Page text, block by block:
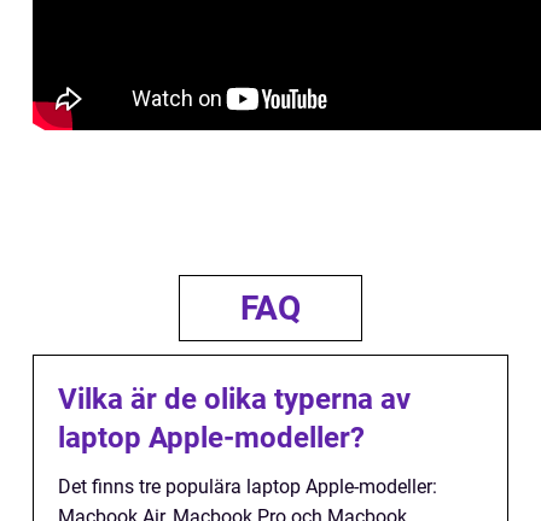
FAQ
Vilka är de olika typerna av
laptop Apple-modeller?
Det finns tre populära laptop Apple-modeller:
Macbook Air, Macbook Pro och Macbook.